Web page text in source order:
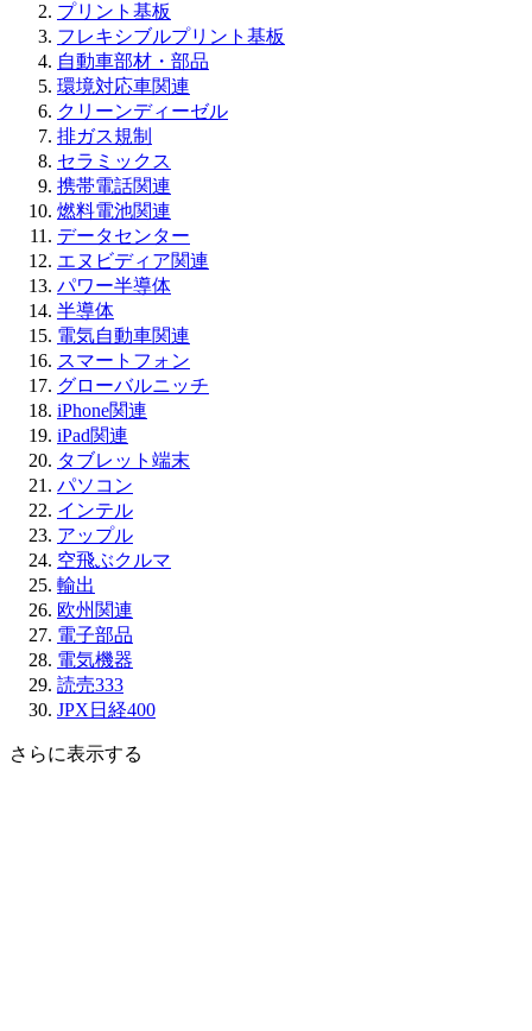
プリント基板
フレキシブルプリント基板
自動車部材・部品
環境対応車関連
クリーンディーゼル
排ガス規制
セラミックス
携帯電話関連
燃料電池関連
データセンター
エヌビディア関連
パワー半導体
半導体
電気自動車関連
スマートフォン
グローバルニッチ
iPhone関連
iPad関連
タブレット端末
パソコン
インテル
アップル
空飛ぶクルマ
輸出
欧州関連
電子部品
電気機器
読売333
JPX日経400
さらに表示する